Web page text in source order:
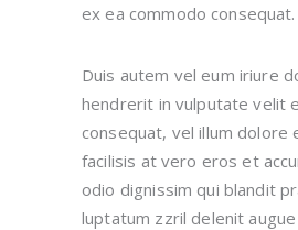
ex ea commodo consequat.
Duis autem vel eum iriure
hendrerit in vulputate velit
consequat, vel illum dolore
facilisis at vero eros et
odio dignissim qui blandit
luptatum zzril delenit